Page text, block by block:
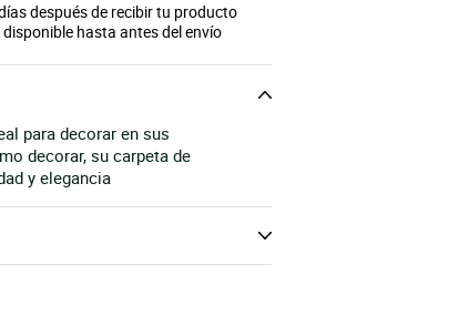
después de recibir tu producto
disponible hasta antes del envío
para decorar en sus
decorar, su carpeta de
y elegancia